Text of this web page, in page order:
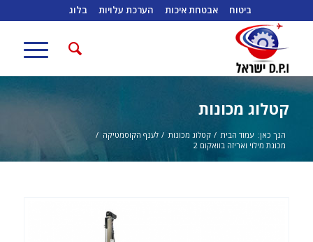
ביטוח אבטחת איכות הערכת עלויות בלוג
קטלוג מכונות
הנך כאן: עמוד הבית / קטלוג מכונות / לענף הקוסמטיקה /
מכונת מילוי ואריזה בוואקום 2